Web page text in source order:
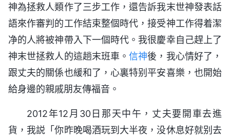
神為拯救人類作了三步工作，還告訴我末世神發表話
語來作審判的工作結束整個時代，接受神工作得着潔
净的人將被神帶入下一個時代。我很慶幸自己趕上了
神末世拯救人的這趟末班車。信神後，我心情好了，
跟丈夫的關係也緩和了，心裏特别平安喜樂，也開始
給身邊的親戚朋友傳福音。
2012年12月30日那天中午，丈夫要開車去進
貨，我説「你昨晚喝酒玩到大半夜，没休息好就别去